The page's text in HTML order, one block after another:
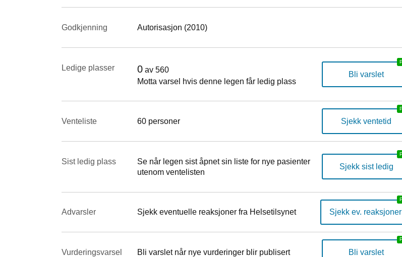
Godkjenning Autorisasjon (2010)
Ledige plasser 0 av 560
Motta varsel hvis denne legen får ledig plass
Bli varslet
Venteliste 60 personer Sjekk ventetid
Sist ledig plass
Se når legen sist åpnet sin liste for nye pasienter
utenom ventelisten
Sjekk sist ledig
Advarsler Sjekk eventuelle reaksjoner fra Helsetilsynet Sjekk ev. reaksjoner
Vurderings­varsel Bli varslet når nye vurderinger blir publisert Bli varslet